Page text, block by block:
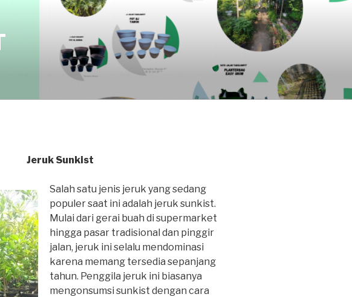
Jeruk Sunkist
Salah satu jenis jeruk yang sedang
populer saat ini adalah jeruk sunkist.
Mulai dari gerai buah di supermarket
hingga pasar tradisional dan pinggir
jalan, jeruk ini selalu mendominasi
karena memang tersedia sepanjang
tahun. Penggila jeruk ini biasanya
mengonsumsi sunkist dengan cara